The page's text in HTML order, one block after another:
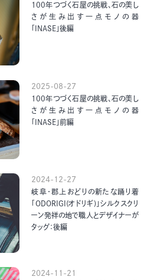
100年つづく石屋の挑戦、石の美し
さが生み出す一点モノの器
「INASE」後編
2025-08-27
100年つづく石屋の挑戦、石の美し
さが生み出す一点モノの器
「INASE」前編
2024-12-27
岐阜・郡上おどりの新たな踊り着
「ODORIGI(オドリギ)」シルクスクリ
ーン発祥の地で職人とデザイナーが
タッグ：後編
2024-11-21